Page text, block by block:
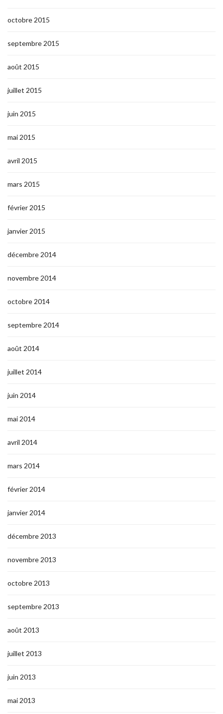
octobre 2015
septembre 2015
août 2015
juillet 2015
juin 2015
mai 2015
avril 2015
mars 2015
février 2015
janvier 2015
décembre 2014
novembre 2014
octobre 2014
septembre 2014
août 2014
juillet 2014
juin 2014
mai 2014
avril 2014
mars 2014
février 2014
janvier 2014
décembre 2013
novembre 2013
octobre 2013
septembre 2013
août 2013
juillet 2013
juin 2013
mai 2013